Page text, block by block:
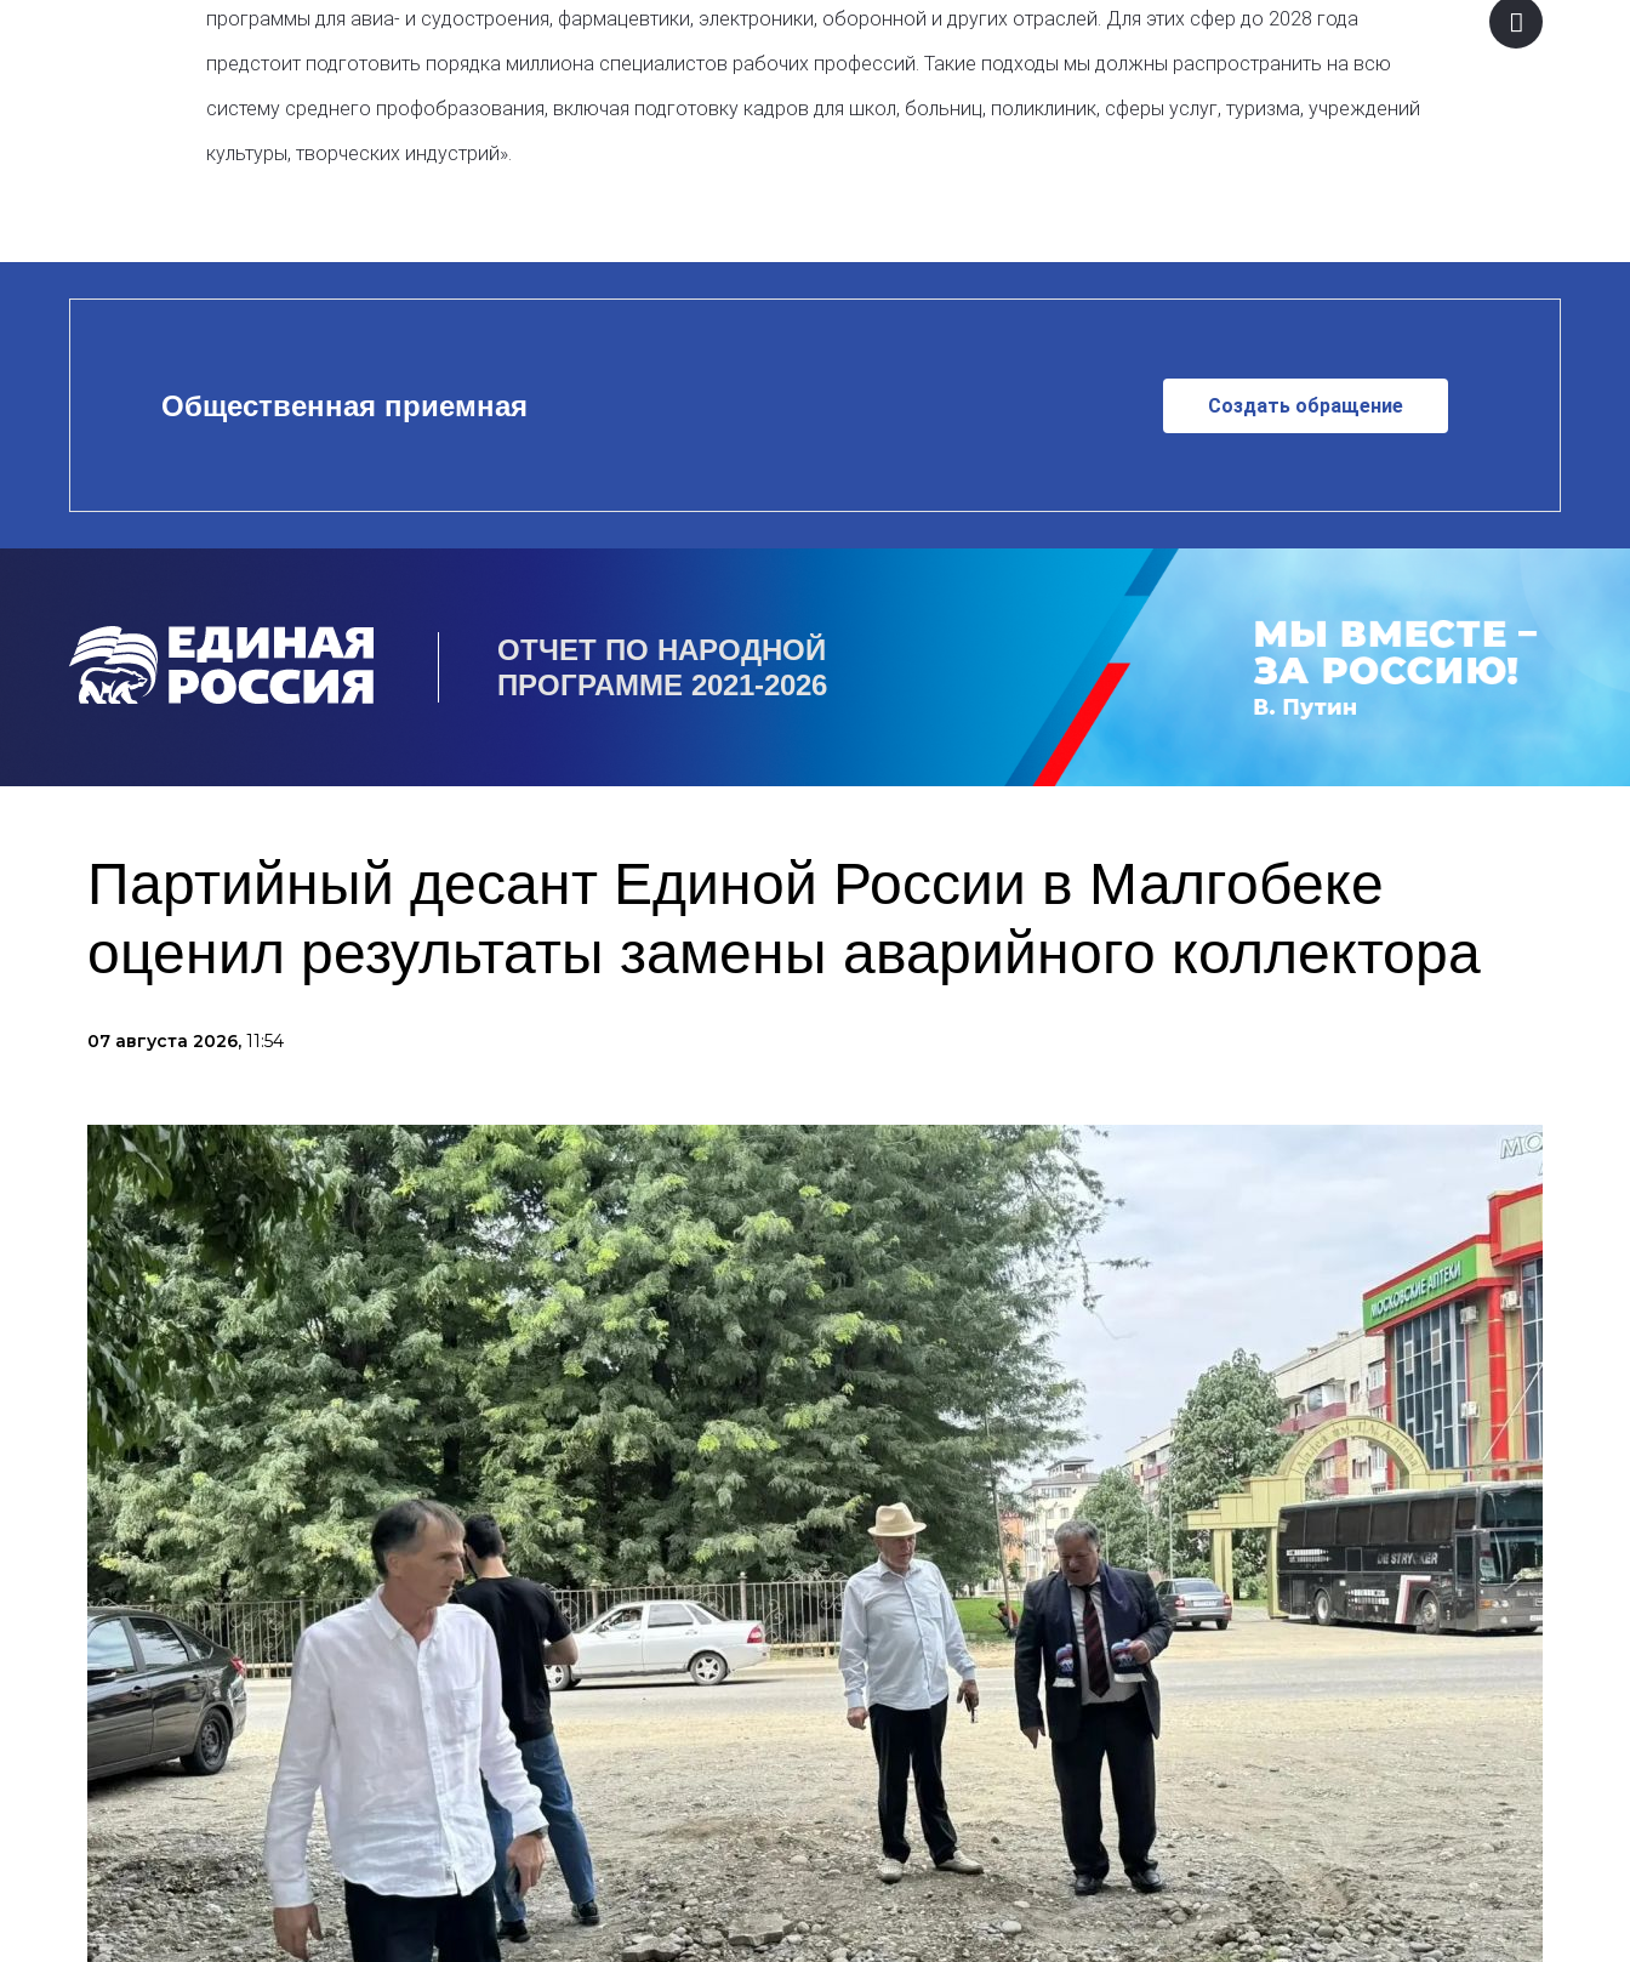
программы для авиа- и судостроения, фармацевтики, электроники, оборонной и других отраслей. Для этих сфер до 2028 года
предстоит подготовить порядка миллиона специалистов рабочих профессий. Такие подходы мы должны распространить на всю
систему среднего профобразования, включая подготовку кадров для школ, больниц, поликлиник, сферы услуг, туризма, учреждений
культуры, творческих индустрий».
Общественная приемная Создать обращение
ОТЧЕТ ПО НАРОДНОЙ
ПРОГРАММЕ 2021-2026
Партийный десант Единой России в Малгобеке
оценил результаты замены аварийного коллектора
07 августа 2026, 11:54